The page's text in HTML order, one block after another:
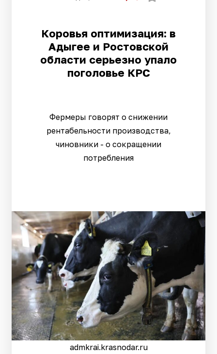
Коровья оптимизация: в
Адыгее и Ростовской
области серьезно упало
поголовье КРС
Фермеры говорят о снижении
рентабельности производства,
чиновники - о сокращении
потребления
admkrai.krasnodar.ru